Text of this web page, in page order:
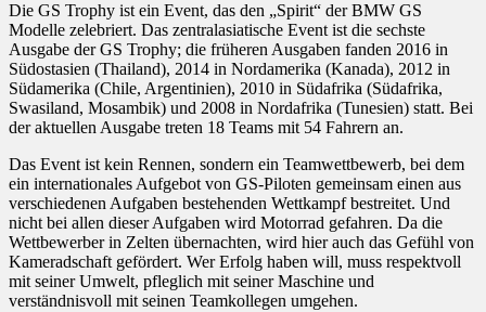
Die GS Trophy ist ein Event, das den „Spirit“ der BMW GS
Modelle zelebriert. Das zentralasiatische Event ist die sechste
Ausgabe der GS Trophy; die früheren Ausgaben fanden 2016 in
Südostasien (Thailand), 2014 in Nordamerika (Kanada), 2012 in
Südamerika (Chile, Argentinien), 2010 in Südafrika (Südafrika,
Swasiland, Mosambik) und 2008 in Nordafrika (Tunesien) statt. Bei
der aktuellen Ausgabe treten 18 Teams mit 54 Fahrern an.
Das Event ist kein Rennen, sondern ein Teamwettbewerb, bei dem
ein internationales Aufgebot von GS-Piloten gemeinsam einen aus
verschiedenen Aufgaben bestehenden Wettkampf bestreitet. Und
nicht bei allen dieser Aufgaben wird Motorrad gefahren. Da die
Wettbewerber in Zelten übernachten, wird hier auch das Gefühl von
Kameradschaft gefördert. Wer Erfolg haben will, muss respektvoll
mit seiner Umwelt, pfleglich mit seiner Maschine und
verständnisvoll mit seinen Teamkollegen umgehen.